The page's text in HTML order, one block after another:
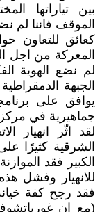
بين تياراتها
الموقف فاننا لم
كعائق للتعاون
المعركة من اجل
لم نضع الهوية
الجبهة
يوافق على
جماهيرية في
لقد اثّر انهيار
الشرقية كثيرًا
الكبير فقد
للانهيار وفشل
فقد رجح كفة
(مع ان